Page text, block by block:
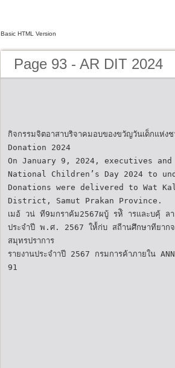
Basic HTML Version
Page 93 - AR DIT 2024
กิจกรรมจิตอาสาบริจาคมอบของขวัญวันเ
Donation 2024
On January 9, 2024, executives
National Children’s Day 2024 to
Donations were delivered to Wat
District, Samut Prakan Province.
เมอ้ วน่ ที9มกราค้ม2567ผบู้ รห้ิ ารและบคุ้ ลา
ประจําปี พ.ศ. 2567 ให้้ก่บ สถีานศึกษาทียากจ
สมุทรปราการ
รายงานประจําาปี 2567 กรมการค้าภายใน
91